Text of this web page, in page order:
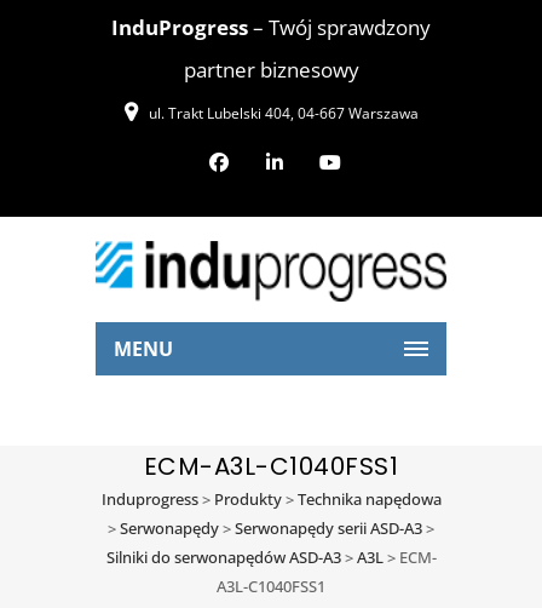
InduProgress– Twój sprawdzony
partner biznesowy
ul. Trakt Lubelski 404, 04-667 Warszawa
MENU
ECM-A3L-C1040FSS1
Induprogress> Produkty>Technika napędowa
>Serwonapędy>Serwonapędy serii ASD-A3>
Silniki do serwonapędów ASD-A3>A3L> ECM-
A3L-C1040FSS1